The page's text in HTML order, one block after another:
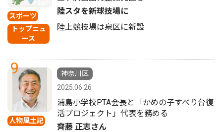
スポーツ
トップニュ
ース
陸スタを新球技場に
陸上競技場は泉区に新設
9
人物風土記
神奈川区
2025.06.26
浦島小学校PTA会長と「かめの子すべり台復
活プロジェクト」代表を務める
齊藤 正志さん